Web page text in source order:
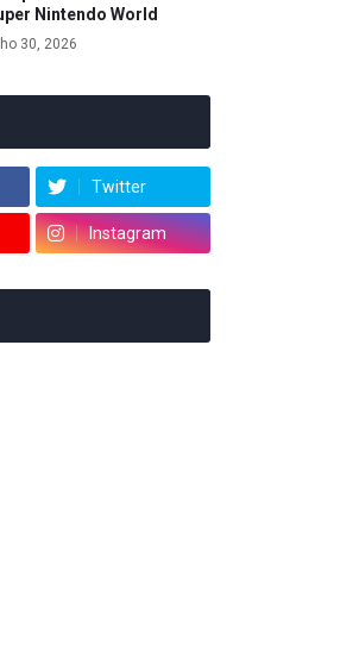
Nintendo World
30, 2026
Twitter
Instagram